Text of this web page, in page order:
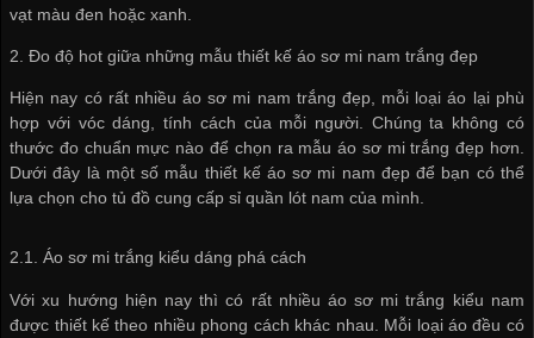
vạt màu đen hoặc xanh.
2. Đo độ hot giữa những mẫu thiết kế áo sơ mi nam trắng đẹp
Hiện nay có rất nhiều áo sơ mi nam trắng đẹp, mỗi loại áo lại phù
hợp với vóc dáng, tính cách của mỗi người. Chúng ta không có
thước đo chuẩn mực nào để chọn ra mẫu áo sơ mi trắng đẹp hơn.
Dưới đây là một số mẫu thiết kế áo sơ mi nam đẹp để bạn có thể
lựa chọn cho tủ đồcung cấp sỉ quần lót nam của mình.
2.1. Áo sơ mi trắng kiểu dáng phá cách
Với xu hướng hiện nay thì có rất nhiều áo sơ mi trắng kiểu nam
được thiết kế theo nhiều phong cách khác nhau. Mỗi loại áo đều có